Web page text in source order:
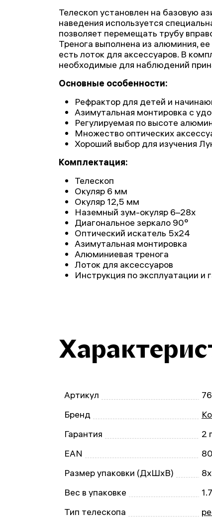
Телескоп установлен на базовую
наведения используется
позволяет перемещать трубу
Тренога выполнена из алюминия,
есть лоток для аксессуаров. В
необходимые для наблюдений
Основные особенности:
Рефрактор для детей и
Азимутальная монтировка с
Регулируемая по высоте
Множество оптических
Хороший выбор для изучения
Комплектация:
Телескоп
Окуляр 6 мм
Окуляр 12,5 мм
Наземный зум-окуляр 6–28х
Диагональное зеркало 90°
Оптический искатель 5х24
Азимутальная монтировка
Алюминиевая тренога
Лоток для аксессуаров
Инструкция по эксплуатации и
Артикул
Бренд
Гарантия
2
EAN
Размер упаковки (ДxШxВ)
Вес в упаковке
Тип телескопа